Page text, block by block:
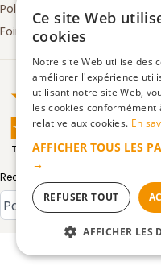
Politique de retours
Foire aux questions
Truspilot : La Boutique
TrustScore4.5 | 3083avis
Recevez par email toute notre
Type de compte
Ce site Web
cookies
Notre site Web utilise des
améliorer l'expérience
utilisant notre site Web,
les cookies conformément
relative aux cookies. En
AFFICHER TOUS LES
→
REFUSER TOUT
AFFICHER LES
STRICTEMENT